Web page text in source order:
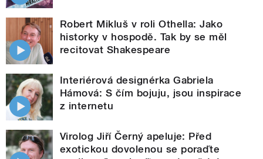
Robert Mikluš v roli Othella: Jako
historky v hospodě. Tak by se měl
recitovat Shakespeare
Interiérová designérka Gabriela
Hámová: S čím bojuju, jsou inspirace
z internetu
Virolog Jiří Černý apeluje: Před
exotickou dovolenou se poraďte